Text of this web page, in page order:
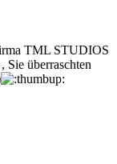
TML STUDIOS
Sie überraschten